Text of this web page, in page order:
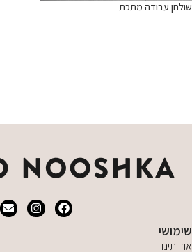
שולחן עבודה מתכת
שימושי
אודותינו